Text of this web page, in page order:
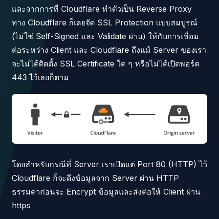
และจากการที่ Cloudflare ทำตัวเป็น Reverse Proxy
ทาง Cloudflare ก็เลยจัด SSL Protection แบบสมบูรณ์
(ไม่ใช่ Self-Signed และ Validate ผ่าน) ให้กับการเชื่อม
ต่อระหว่าง Client และ Cloudflare ถึงแม้ Server ของเรา
จะไม่ได้ติดตั้ง SSL Certificate ใด ๆ หรือไม่ได้เปิดพอร์ต
443 ไว้เลยก็ตาม
โดยสำหรับกรณีที่ Server เราเปิดแต่ Port 80 (HTTP) ไว้
Cloudflare ก็จะดึงข้อมูลจาก Server ผ่าน HTTP
ธรรมดาก่อนจะ Encrypt ข้อมูลและส่งต่อให้ Client ผ่าน
https